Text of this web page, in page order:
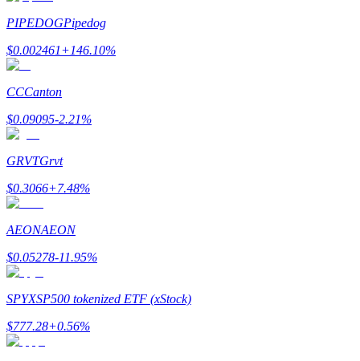
Ganhar
Porquinho poderoso
Ganhe recompensas competitivas diariamente
PIPEDOGPipedog
$0.002461+146.10%
CCCanton
$0.09095-2.21%
GRVTGrvt
$0.3066+7.48%
AEONAEON
$0.05278-11.95%
SPYXSP500 tokenized ETF (xStock)
$777.28+0.56%